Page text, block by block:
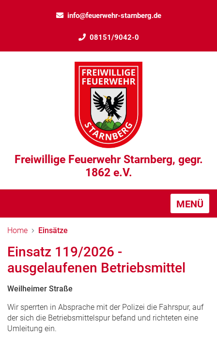
info@feuerwehr-starnberg.de
08151/9042-0
Freiwillige Feuerwehr Starnberg, gegr.
1862 e.V.
MENÜ
Home Einsätze
Einsatz 119/2026 -
ausgelaufenen Betriebsmittel
Weilheimer Straße
Wir sperrten in Absprache mit der Polizei die Fahrspur, auf
der sich die Betriebsmittelspur befand und richteten eine
Umleitung ein.